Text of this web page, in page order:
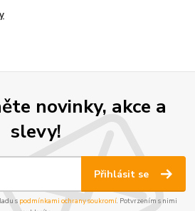
novinky, akce a
slevy!
Přihlásit se
s podmínkami ochrany soukromí. Potvrzením s nimi